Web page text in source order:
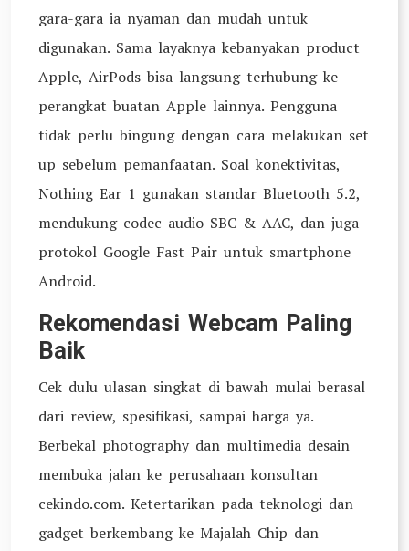
gara-gara ia nyaman dan mudah untuk
digunakan. Sama layaknya kebanyakan product
Apple, AirPods bisa langsung terhubung ke
perangkat buatan Apple lainnya. Pengguna
tidak perlu bingung dengan cara melakukan set
up sebelum pemanfaatan. Soal konektivitas,
Nothing Ear 1 gunakan standar Bluetooth 5.2,
mendukung codec audio SBC & AAC, dan juga
protokol Google Fast Pair untuk smartphone
Android.
Rekomendasi Webcam Paling
Baik
Cek dulu ulasan singkat di bawah mulai berasal
dari review, spesifikasi, sampai harga ya.
Berbekal photography dan multimedia desain
membuka jalan ke perusahaan konsultan
cekindo.com. Ketertarikan pada teknologi dan
gadget berkembang ke Majalah Chip dan